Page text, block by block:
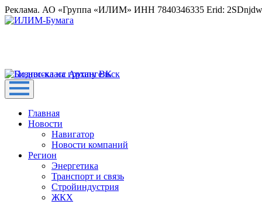
Реклама. АО «Группа «ИЛИМ» ИНН 7840346335 Erid:
Главная
Новости
Навигатор
Новости компаний
Регион
Энергетика
Транспорт и связь
Стройиндустрия
ЖКХ